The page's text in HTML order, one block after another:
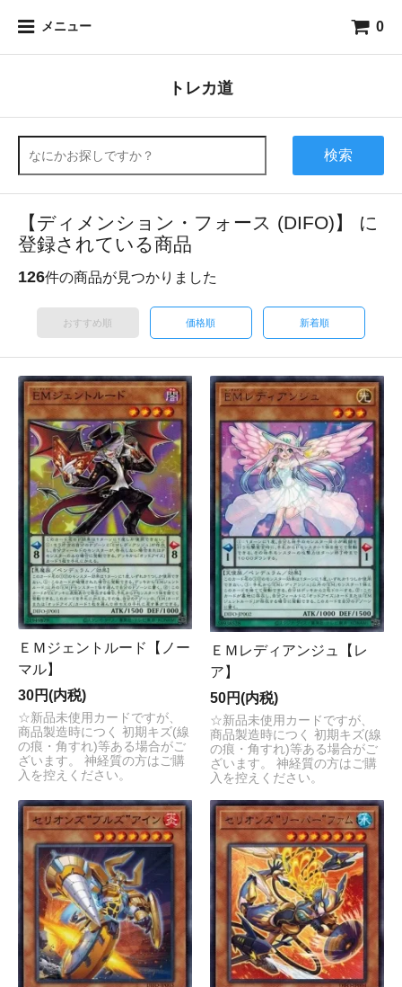
メニュー 0
トレカ道
検索
【ディメンション・フォース (DIFO)】 に
登録されている商品
126件の商品が見つかりました
おすすめ順 価格順 新着順
ＥＭジェントルード【ノー
マル】
30円(内税)
☆新品未使用カードですが、
商品製造時につく 初期キズ(線
の痕・角すれ)等ある場合がご
ざいます。 神経質の方はご購
入を控えください。
ＥＭレディアンジュ【レ
ア】
50円(内税)
☆新品未使用カードですが、
商品製造時につく 初期キズ(線
の痕・角すれ)等ある場合がご
ざいます。 神経質の方はご購
入を控えください。